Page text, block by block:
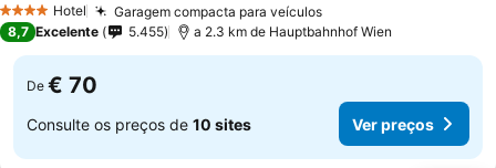
4 EstrelasHotel Garagem compacta para veículos
8,7 Excelente 5.455 a 2.3 km de Hauptbahnhof Wien
De € 70
Consulte os preços de 10 sites Ver preços